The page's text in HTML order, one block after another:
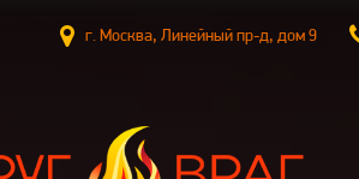
г. Москва, Линейный пр-д, дом 9